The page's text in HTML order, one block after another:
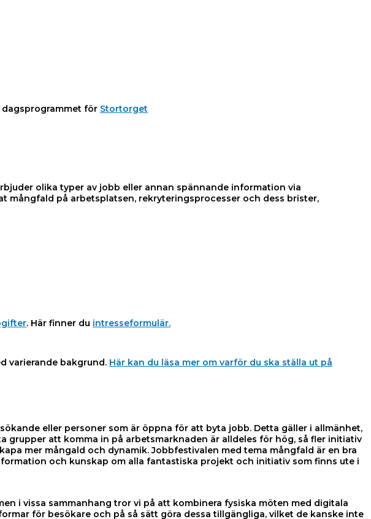
dagsprogrammet för Stortorget
olika typer av jobb eller annan spännande information via
mångfald på arbetsplatsen, rekryteringsprocesser och dess brister,
. Här finner du intresseformulär.
varierande bakgrund. Här kan du läsa mer om varför du ska ställa ut på
eller personer som är öppna för att byta jobb. Detta gäller i allmänhet,
grupper att komma in på arbetsmarknaden är alldeles för hög, så fler initiativ
mer mångald och dynamik. Jobbfestivalen med tema mångfald är en bra
och kunskap om alla fantastiska projekt och initiativ som finns ute i
i vissa sammanhang tror vi på att kombinera fysiska möten med digitala
för besökare och på så sätt göra dessa tillgängliga, vilket de kanske inte